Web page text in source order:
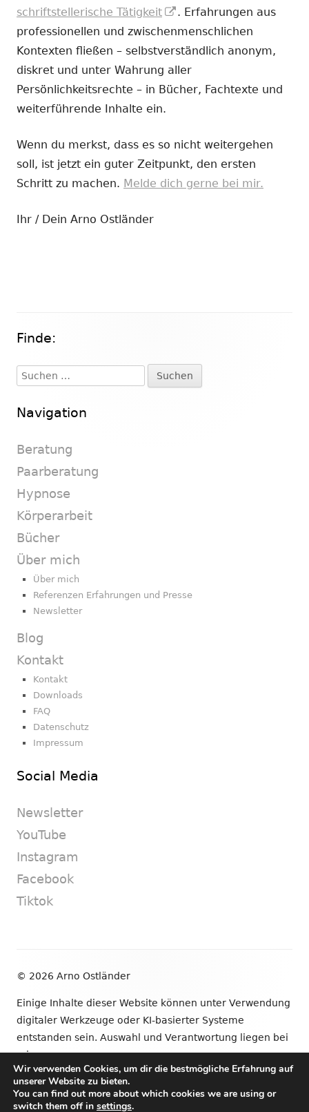
schriftstellerische Tätigkeit
In
neuem
Fenster
öffnen
. Erfahrungen aus
professionellen und zwischenmenschlichen
Kontexten fließen – selbstverständlich anonym,
diskret und unter Wahrung aller
Persönlichkeitsrechte – in Bücher, Fachtexte und
weiterführende Inhalte ein.
Wenn du merkst, dass es so nicht weitergehen
soll, ist jetzt ein guter Zeitpunkt, den ersten
Schritt zu machen. Melde dich gerne bei mir.
Ihr / Dein Arno Ostländer
Haupt-
Seitenleiste
Finde:
Suchen
nach:
Navigation
Beratung
Paarberatung
Hypnose
Körperarbeit
Bücher
Über mich
Über mich
Referenzen Erfahrungen und Presse
Newsletter
Blog
Kontakt
Kontakt
Downloads
FAQ
Datenschutz
Impressum
Social Media
Newsletter
YouTube
Instagram
Facebook
Tiktok
© 2026 Arno Ostländer
Einige Inhalte dieser Website können unter Verwendung
digitaler Werkzeuge oder KI-basierter Systeme
entstanden sein. Auswahl und Verantwortung liegen bei
mir.
•VerwendetTiny Framework
Wir verwenden Cookies, um dir die bestmögliche Erfahrung auf
unserer Website zu bieten.
You can find out more about which cookies we are using or
switch them off in settings.